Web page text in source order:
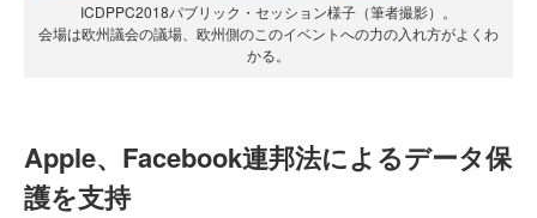
ICDPPC2018パブリック・セッション様子（筆者撮影）。
会場は欧州議会の議場、欧州側のこのイベントへの力の入れ方がよくわ
かる。
Apple、Facebook連邦法によるデータ保
護を支持